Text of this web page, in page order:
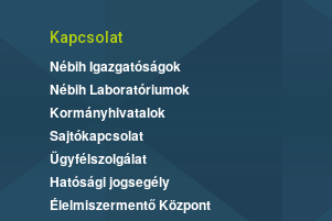
Kapcsolat
Nébih Igazgatóságok
Nébih Laboratóriumok
Kormányhivatalok
Sajtókapcsolat
Ügyfélszolgálat
Hatósági jogsegély
Élelmiszermentő Központ